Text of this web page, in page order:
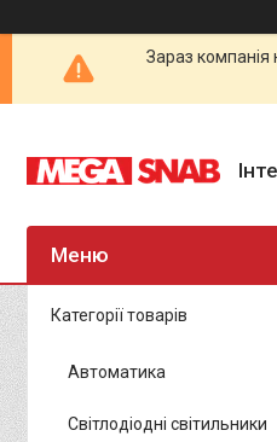
Зараз компанія
Категорії товарів
Автоматика
Світлодіодні світильники